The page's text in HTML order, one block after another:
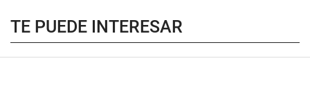
TE PUEDE INTERESAR